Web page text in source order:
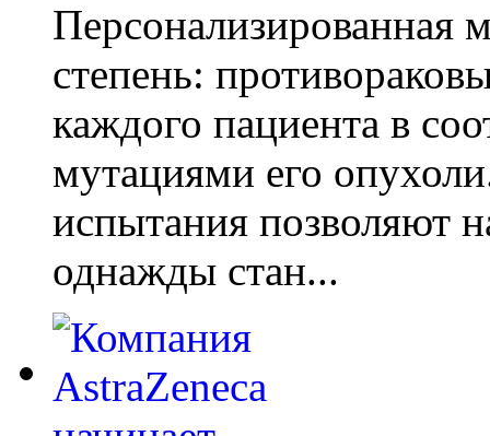
Персонализированная
степень:
каждого пациента в
мутациями его
испытания позволяют
однажды стан...